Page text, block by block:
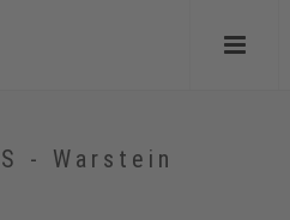
- Warstein